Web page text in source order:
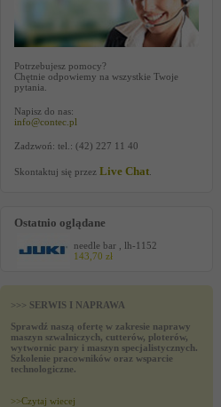
Potrzebujesz pomocy?
Chętnie odpowiemy na wszystkie Twoje
pytania.
Napisz do nas:
info@contec.pl
Zadzwoń: tel.: (42) 227 11 40
Skontaktuj się przez Live Chat
Ostatnio oglądane
needle bar , lh-1152
143,70 zł
>>> SERWIS I NAPRAWA
Sprawdź naszą ofertę w zakresie naprawy
maszyn szwalniczych, cutterów, ploterów,
wytwornic pary i maszyn specjalistycznych.
Szkolenie pracowników oraz wsparcie
technologiczne.
>>Czytaj wiecej